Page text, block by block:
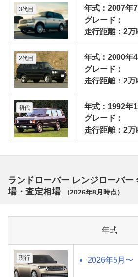
3代目
年式：2007年7
グレード：
走行距離：2万
2代目
年式：2000年4
グレード：
走行距離：2万
初代
年式：1992年
グレード：
走行距離：2万
ランドローバー レンジローバー
場・査定相場
（2026年8月 時点）
年式
現行 2026年5月〜